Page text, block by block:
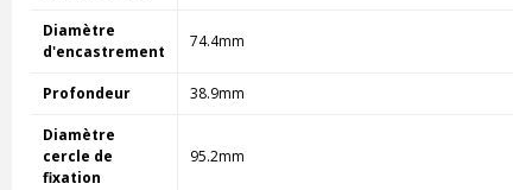
Diamètre
d'encastrement
74.4mm
Profondeur 38.9mm
Diamètre
cercle de
fixation
95.2mm